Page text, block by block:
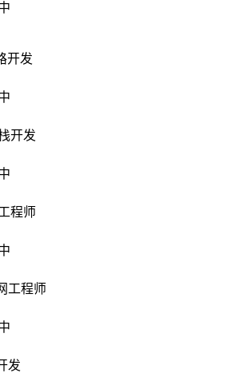
开发
开发
程师
工程师
发